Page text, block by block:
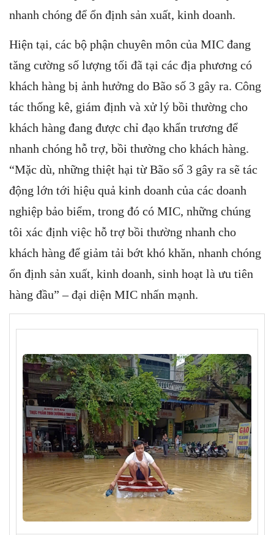
nhanh chóng để ổn định sản xuất, kinh doanh.
Hiện tại, các bộ phận chuyên môn của MIC đang
tăng cường số lượng tối đã tại các địa phương có
khách hàng bị ảnh hưởng do Bão số 3 gây ra. Công
tác thống kê, giám định và xử lý bồi thường cho
khách hàng đang được chỉ đạo khẩn trương để
nhanh chóng hỗ trợ, bồi thường cho khách hàng.
“Mặc dù, những thiệt hại từ Bão số 3 gây ra sẽ tác
động lớn tới hiệu quả kinh doanh của các doanh
nghiệp bảo biểm, trong đó có MIC, những chúng
tôi xác định việc hỗ trợ bồi thường nhanh cho
khách hàng để giảm tải bớt khó khăn, nhanh chóng
ổn định sản xuất, kinh doanh, sinh hoạt là ưu tiên
hàng đầu” – đại diện MIC nhấn mạnh.